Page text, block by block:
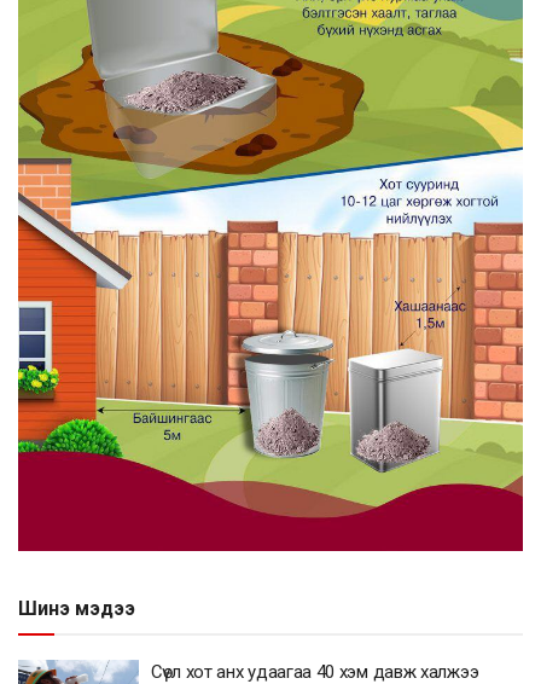
Шинэ мэдээ
Сөүл хот анх удаагаа 40 хэм давж халжээ